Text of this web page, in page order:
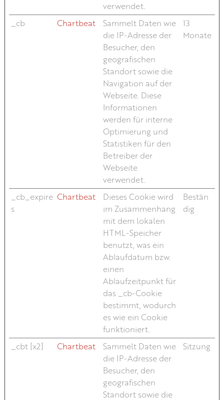
verwendet.
_cb Chartbeat
Sammelt Daten wie
die IP-Adresse der
Besucher, den
geografischen
Standort sowie die
Navigation auf der
Webseite. Diese
Informationen
werden für interne
Optimierung und
Statistiken für den
Betreiber der
Webseite
verwendet.
13
Monate
_cb_expire
s
Chartbeat
Dieses Cookie wird
im Zusammenhang
mit dem lokalen
HTML-Speicher
benutzt, was ein
Ablaufdatum bzw.
einen
Ablaufzeitpunkt für
das _cb-Cookie
bestimmt, wodurch
es wie ein Cookie
funktioniert.
Bestän
dig
_cbt [x2] Chartbeat
Sammelt Daten wie
die IP-Adresse der
Besucher, den
geografischen
Standort sowie die
Sitzung